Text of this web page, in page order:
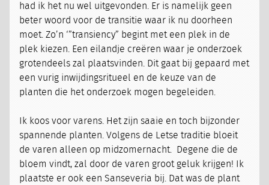
had ik het nu wel uitgevonden. Er is namelijk geen
beter woord voor de transitie waar ik nu doorheen
moet. Zo’n ‘”transiency” begint met een plek in de
plek kiezen. Een eilandje creëren waar je onderzoek
grotendeels zal plaatsvinden. Dit gaat bij gepaard met
een vurig inwijdingsritueel en de keuze van de
planten die het onderzoek mogen begeleiden.
Ik koos voor varens. Het zijn saaie en toch bijzonder
spannende planten. Volgens de Letse traditie bloeit
de varen alleen op midzomernacht. Degene die de
bloem vindt, zal door de varen groot geluk krijgen! Ik
plaatste er ook een Sanseveria bij. Dat was de plant